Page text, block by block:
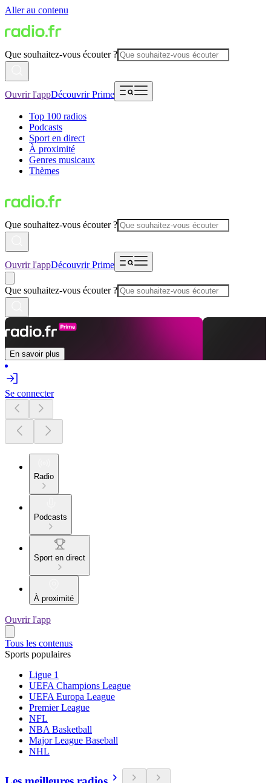
Aller au contenu
Que souhaitez-vous écouter ?
Ouvrir l'appDécouvrir Prime
Top 100 radios
Podcasts
Sport en direct
À proximité
Genres musicaux
Thèmes
Que souhaitez-vous écouter ?
Ouvrir l'appDécouvrir Prime
Que souhaitez-vous écouter ?
En savoir plus
Se connecter
Radio
Podcasts
Sport en direct
À proximité
Ouvrir l'app
Tous les contenus
Sports populaires
Ligue 1
UEFA Champions League
UEFA Europa League
Premier League
NFL
NBA Basketball
Major League Baseball
NHL